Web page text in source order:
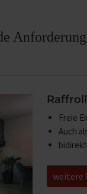
Freie
Auch
weitere